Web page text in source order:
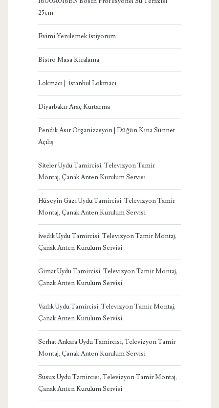
25cm
Evimi Yenilemek İstiyorum
Bistro Masa Kiralama
Lokmacı | İstanbul Lokmacı
Diyarbakır Araç Kurtarma
Pendik Asır Organizasyon | Düğün Kına Sünnet
Açılış
Siteler Uydu Tamircisi, Televizyon Tamir
Montaj, Çanak Anten Kurulum Servisi
Hüseyin Gazi Uydu Tamircisi, Televizyon Tamir
Montaj, Çanak Anten Kurulum Servisi
İvedik Uydu Tamircisi, Televizyon Tamir Montaj,
Çanak Anten Kurulum Servisi
Gimat Uydu Tamircisi, Televizyon Tamir Montaj,
Çanak Anten Kurulum Servisi
Varlık Uydu Tamircisi, Televizyon Tamir Montaj,
Çanak Anten Kurulum Servisi
Serhat Ankara Uydu Tamircisi, Televizyon Tamir
Montaj, Çanak Anten Kurulum Servisi
Susuz Uydu Tamircisi, Televizyon Tamir Montaj,
Çanak Anten Kurulum Servisi